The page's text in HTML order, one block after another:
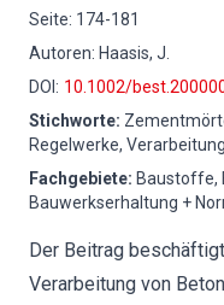
Seite: 174-181
Autoren: Haasis, J.
DOI : 10.1002/
Stichworte:
Regelwerke,
Fachgebiete: Baustoffe,
Bauwerkserhaltung +
Der Beitrag
Verarbeitung von